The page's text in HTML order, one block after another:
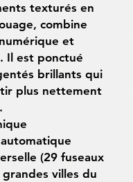
texturés en
combine
et
Il est ponctué
brillants qui
plus nettement
(29 fuseaux
villes du